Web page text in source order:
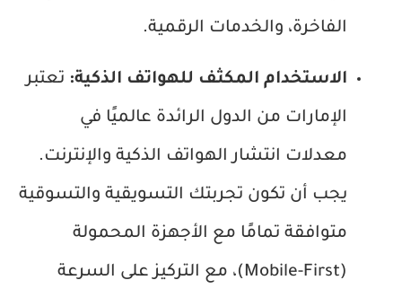
الفاخرة، والخدمات الرقمية.
الاستخدام المكثف للهواتف الذكية: تعتبر
الإمارات من الدول الرائدة عالميًا في
معدلات انتشار الهواتف الذكية والإنترنت.
يجب أن تكون تجربتك التسويقية والتسوقية
متوافقة تمامًا مع الأجهزة المحمولة
(Mobile-First)، مع التركيز على السرعة